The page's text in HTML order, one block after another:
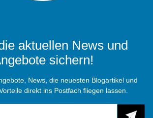
aktuellen News und
sichern!
News, die neuesten Blogartikel und
direkt ins Postfach fliegen lassen.